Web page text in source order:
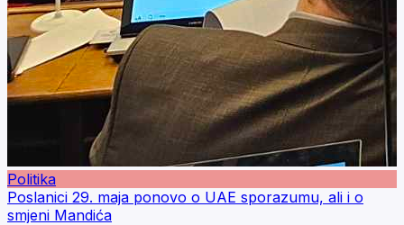
Politika
Poslanici 29. maja ponovo o UAE sporazumu, ali i o
smjeni Mandića